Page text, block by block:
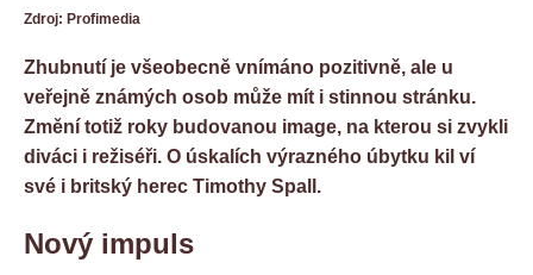
Zdroj: Profimedia
Zhubnutí je všeobecně vnímáno pozitivně, ale u
veřejně známých osob může mít i stinnou stránku.
Změní totiž roky budovanou image, na kterou si zvykli
diváci i režiséři. O úskalích výrazného úbytku kil ví
své i britský herec Timothy Spall.
Nový impuls